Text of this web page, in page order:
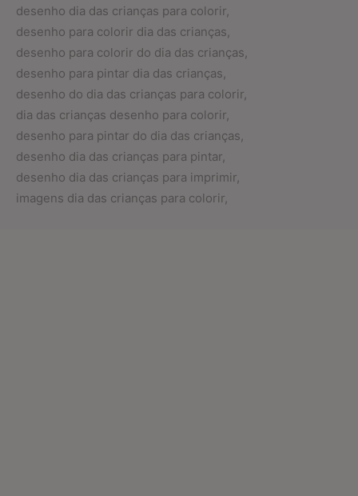
desenho dia das crianças para colorir,
desenho para colorir dia das crianças,
desenho para colorir do dia das crianças,
desenho para pintar dia das crianças,
desenho do dia das crianças para colorir,
dia das crianças desenho para colorir,
desenho para pintar do dia das crianças,
desenho dia das crianças para pintar,
desenho dia das crianças para imprimir,
imagens dia das crianças para colorir,